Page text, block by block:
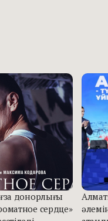
донорлығы
сердце»